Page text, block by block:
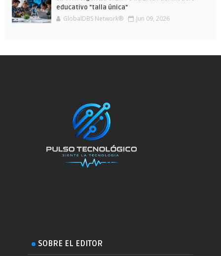
educativo "talla única"
GlobalDBS Network® Jun 09, 2026
SOBRE EL EDITOR